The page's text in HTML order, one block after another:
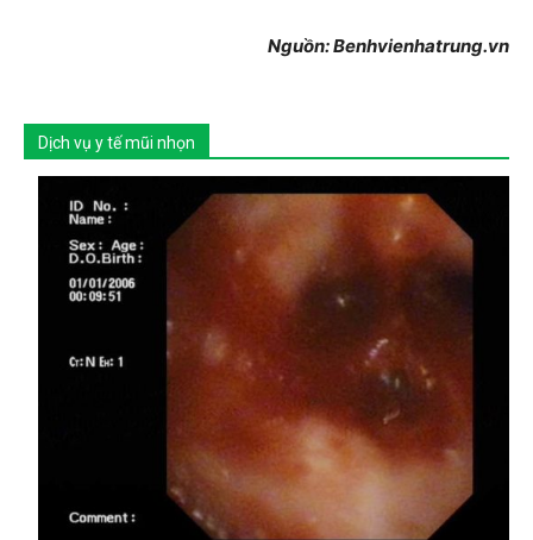
Nguồn: Benhvienhatrung.vn
Dịch vụ y tế mũi nhọn